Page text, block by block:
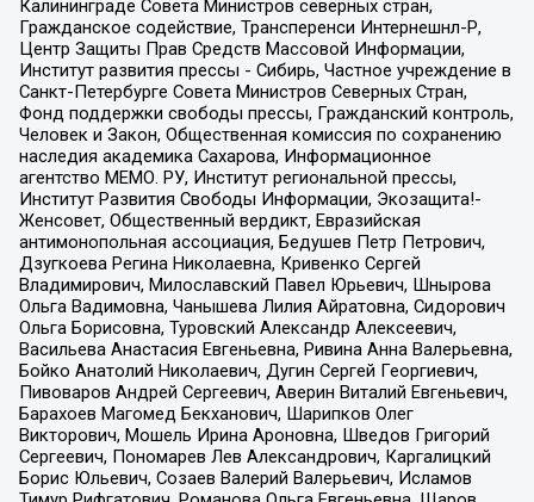
Калининграде Совета Министров северных стран,
Гражданское содействие, Трансперенси Интернешнл-Р,
Центр Защиты Прав Средств Массовой Информации,
Институт развития прессы - Сибирь, Частное учреждение в
Санкт-Петербурге Совета Министров Северных Стран,
Фонд поддержки свободы прессы, Гражданский контроль,
Человек и Закон, Общественная комиссия по сохранению
наследия академика Сахарова, Информационное
агентство МЕМО. РУ, Институт региональной прессы,
Институт Развития Свободы Информации, Экозащита!-
Женсовет, Общественный вердикт, Евразийская
антимонопольная ассоциация, Бедушев Петр Петрович,
Дзугкоева Регина Николаевна, Кривенко Сергей
Владимирович, Милославский Павел Юрьевич, Шнырова
Ольга Вадимовна, Чанышева Лилия Айратовна, Сидорович
Ольга Борисовна, Туровский Александр Алексеевич,
Васильева Анастасия Евгеньевна, Ривина Анна Валерьевна,
Бойко Анатолий Николаевич, Дугин Сергей Георгиевич,
Пивоваров Андрей Сергеевич, Аверин Виталий Евгеньевич,
Барахоев Магомед Бекханович, Шарипков Олег
Викторович, Мошель Ирина Ароновна, Шведов Григорий
Сергеевич, Пономарев Лев Александрович, Каргалицкий
Борис Юльевич, Созаев Валерий Валерьевич, Исламов